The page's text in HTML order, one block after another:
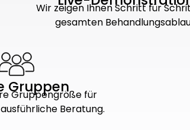
Wir zeigen Ihnen Schritt für
gesamten
Gruppen
Gruppengröße für
Beratung.